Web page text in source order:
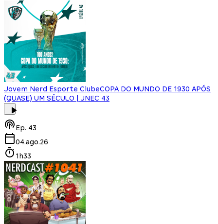
Jovem Nerd Esporte ClubeCOPA DO MUNDO DE 1930 APÓS
(QUASE) UM SÉCULO | JNEC 43
Ep. 43
04.ago.26
1h33